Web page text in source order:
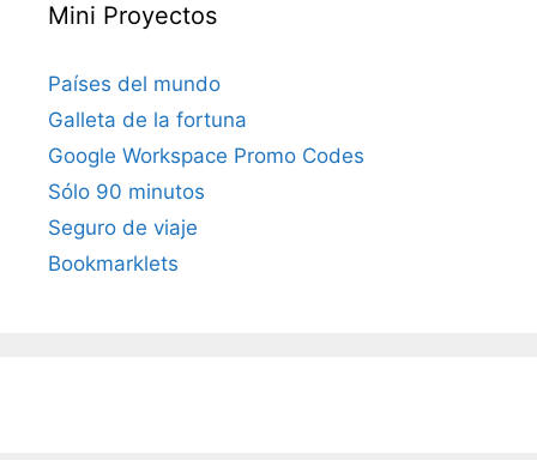
Mini Proyectos
Países del mundo
Galleta de la fortuna
Google Workspace Promo Codes
Sólo 90 minutos
Seguro de viaje
Bookmarklets